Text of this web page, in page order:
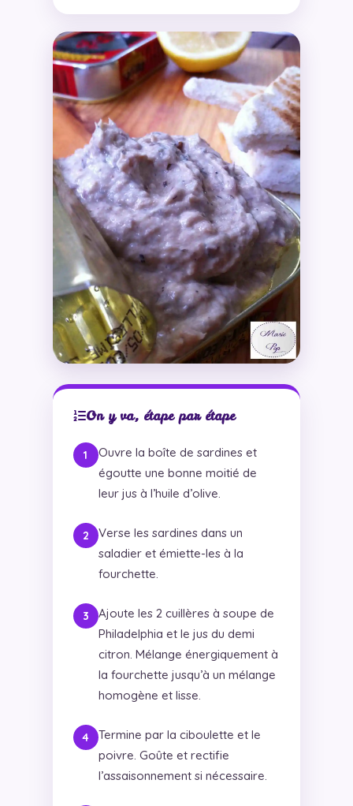
On y va, étape par étape
Ouvre la boîte de sardines et
égoutte une bonne moitié de
leur jus à l’huile d’olive.
Verse les sardines dans un
saladier et émiette-les à la
fourchette.
Ajoute les 2 cuillères à soupe de
Philadelphia et le jus du demi
citron. Mélange énergiquement à
la fourchette jusqu’à un mélange
homogène et lisse.
Termine par la ciboulette et le
poivre. Goûte et rectifie
l’assaisonnement si nécessaire.